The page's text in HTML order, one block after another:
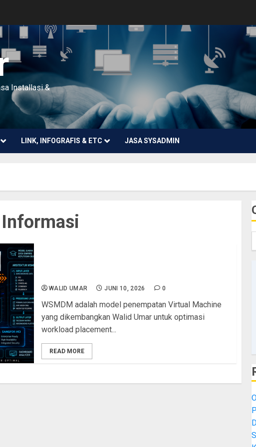
Installasi &
LINK, INFOGRAFIS & ETC JASA SYSADMIN
WALID UMAR JUNI 10, 2026 0
WSMDM adalah model penempatan Virtual Machine
yang dikembangkan Walid Umar untuk optimasi
workload placement...
READ MORE